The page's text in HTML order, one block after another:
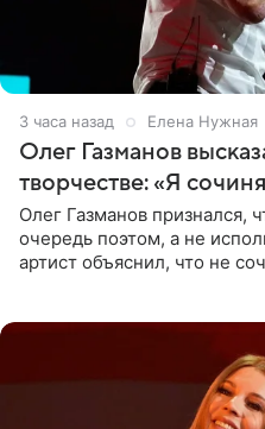
3 часа назад Елена Нужная
Олег Газманов
творчестве: «Я
Олег Газманов признался,
очередь поэтом, а не
артист объяснил, что не